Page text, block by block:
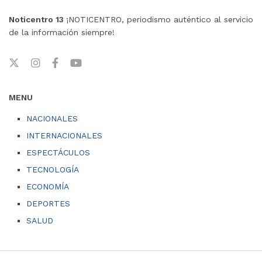
Noticentro 13 ¡NOTICENTRO, periodismo auténtico al servicio
de la información siempre!
MENU
NACIONALES
INTERNACIONALES
ESPECTÁCULOS
TECNOLOGÍA
ECONOMÍA
DEPORTES
SALUD